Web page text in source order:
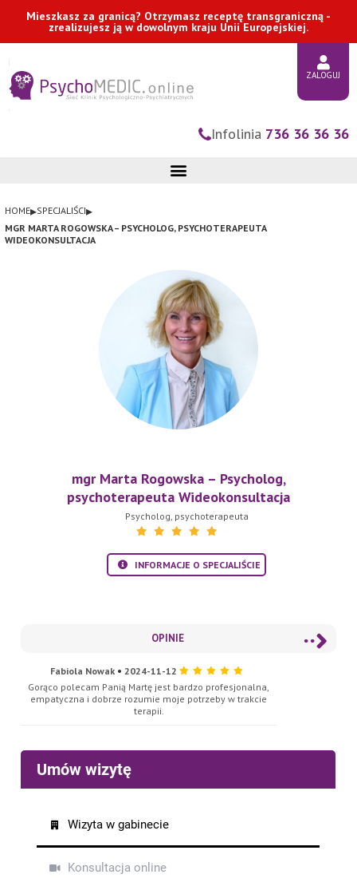
Mieszkasz za granicą? Otrzymasz receptę transgraniczną -
zrealizujesz ją w dowolnym kraju Unii Europejskiej.
Infolinia 736 36 36 36
ZALOGUJ
HOME▸SPECJALIŚCI▸
MGR MARTA ROGOWSKA – PSYCHOLOG, PSYCHOTERAPEUTA
WIDEOKONSULTACJA
mgr Marta Rogowska – Psycholog,
psychoterapeuta Wideokonsultacja
Psycholog , psychoterapeuta
INFORMACJE O SPECJALIŚCIE
OPINIE
Fabiola Nowak • 2024-11-12
Gorąco polecam Panią Martę jest bardzo profesjonalna,
empatyczna i dobrze rozumie moje potrzeby w trakcie
terapii.